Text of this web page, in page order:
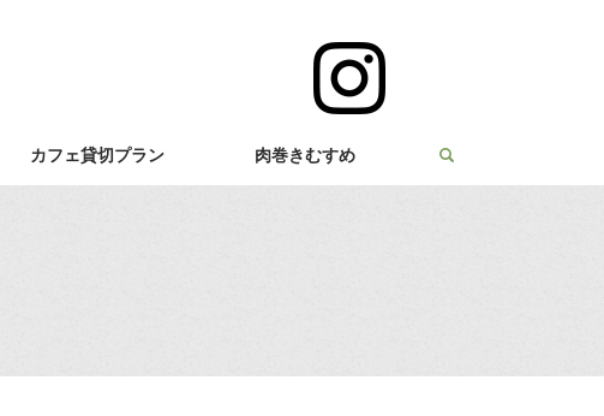
カフェ貸切プラン 肉巻きむすめ